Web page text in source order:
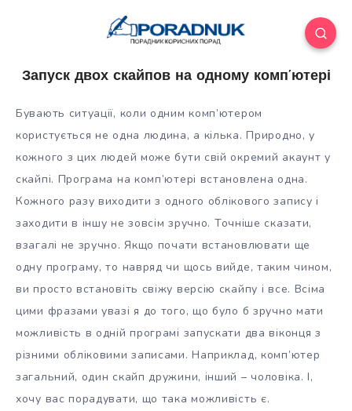
Запуск двох скайпов на одному комп’ютері
Бувають ситуації, коли одним комп’ютером
користується не одна людина, а кілька. Природно, у
кожного з цих людей може бути свій окремий акаунт у
скайпі. Програма на комп’ютері встановлена одна.
Кожного разу виходити з одного облікового запису і
заходити в іншу не зовсімзручно. Точніше сказати,
взагалі не зручно. Якщо почати встановлювати ще
одну програму, то навряд чи щось вийде, таким чином,
ви просто встановіть свіжу версію скайпу і все. Всіма
цими фразами увазі я до того, що було б зручно мати
можливість в одній програмі запускати два віконця з
різними обліковими записами. Наприклад, комп’ютер
загальний, один скайп дружини, інший – чоловіка. І,
хочу вас порадувати, що така можливість є.